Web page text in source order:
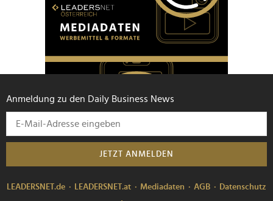
Anmeldung zu den Daily Business News
JETZT ANMELDEN
LEADERSNET.de LEADERSNET.at Mediadaten AGB
Datenschutz